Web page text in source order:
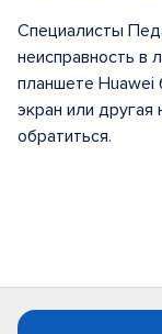
Специалисты
неисправность в
планшете Huawei
экран или другая
обратиться.